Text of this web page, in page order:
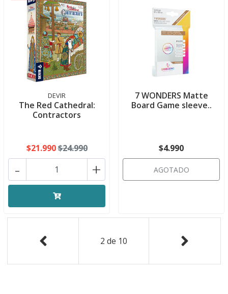
DEVIR
The Red Cathedral:
Contractors
$21.990$24.990
+
-
7 WONDERS Matte
Board Game sleeve..
$4.990
AGOTADO
2 de 10